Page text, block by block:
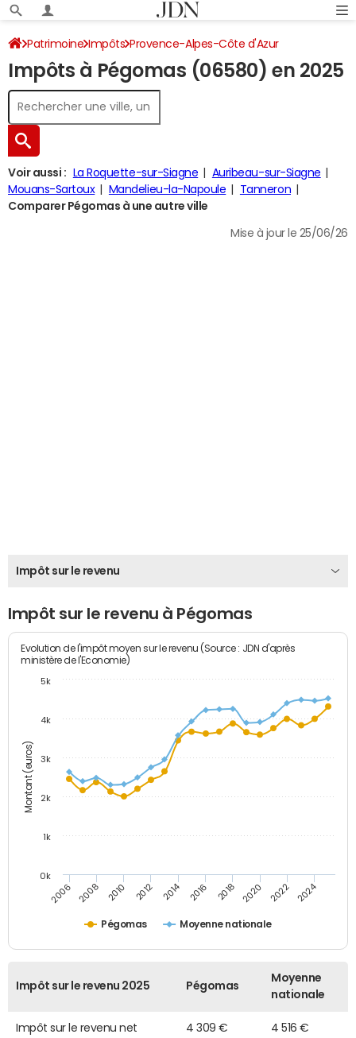
Patrimoine Impôts Provence-Alpes-Côte d'Azur
Alpes-Maritimes Pégomas Impôt sur le revenu
Impôts à Pégomas (06580) en 2025
Voir aussi : La Roquette-sur-Siagne
Auribeau-sur-Siagne
Mouans-Sartoux
Mandelieu-la-Napoule
Tanneron
Comparer Pégomas à une autre ville
Mise à jour le 25/06/26
Impôt sur le revenu
Impôt sur le revenu à Pégomas
Montant (euros)
Evolution de l'impôt moyen sur le revenu (Source : JDN d'après
ministère de l'Economie)
Pégomas Moyenne nationale
2006 2008 2010 2012 2014 2016 2018 2020 2022 2024
0k
1k
2k
3k
4k
5k
Impôt sur le revenu 2025 Pégomas
Moyenne
nationale
Impôt sur le revenu net
4 309 € 4 516 €